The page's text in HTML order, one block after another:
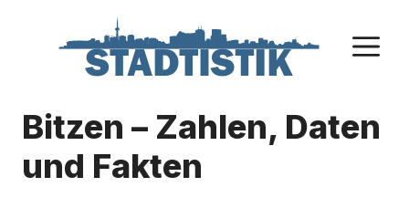
Bitzen – Zahlen, Daten
und Fakten